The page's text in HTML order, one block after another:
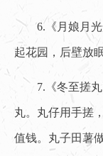
6.《月娘月
起花园，后壁放
7.《冬至搓
丸。丸仔用手搓
值钱。丸子田薯